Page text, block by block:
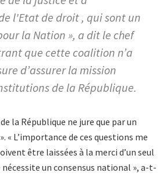
l'Etat de droit , qui sont un
la Nation », a dit le chef
que cette coalition n’a
d’assurer la mission
de la République.
la République ne jure que par un
« L’importance de ces questions me
être laissées à la merci d’un seul
un consensus national », a-t-